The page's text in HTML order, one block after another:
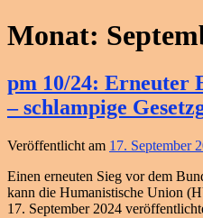
Monat:
pm 10/24: Erneuter
– schlampige
Veröffentlicht am 17. September
Einen erneuten Sieg vor dem
kann die Humanistische Union
17. September 2024